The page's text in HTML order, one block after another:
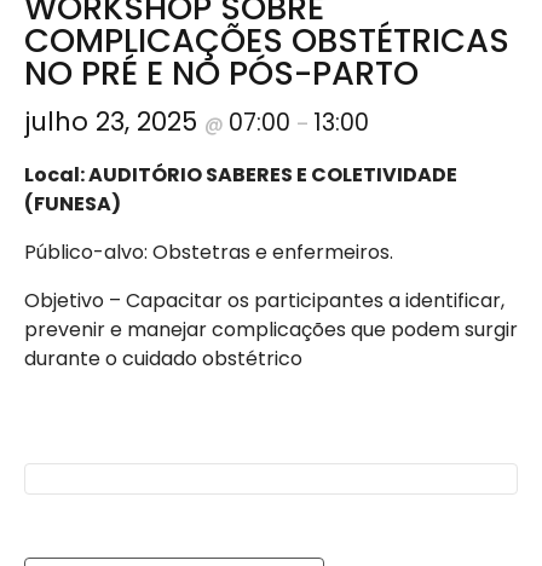
COMPLICAÇÕES OBSTÉTRICAS
NO PRÉ E NO PÓS-PARTO
julho 23, 2025 @ 07:00 – 13:00
Local: AUDITÓRIO SABERES E COLETIVIDADE
(FUNESA)
Público-alvo: Obstetras e enfermeiros.
Objetivo – Capacitar os participantes a identificar,
prevenir e manejar complicações que podem surgir
durante o cuidado obstétrico